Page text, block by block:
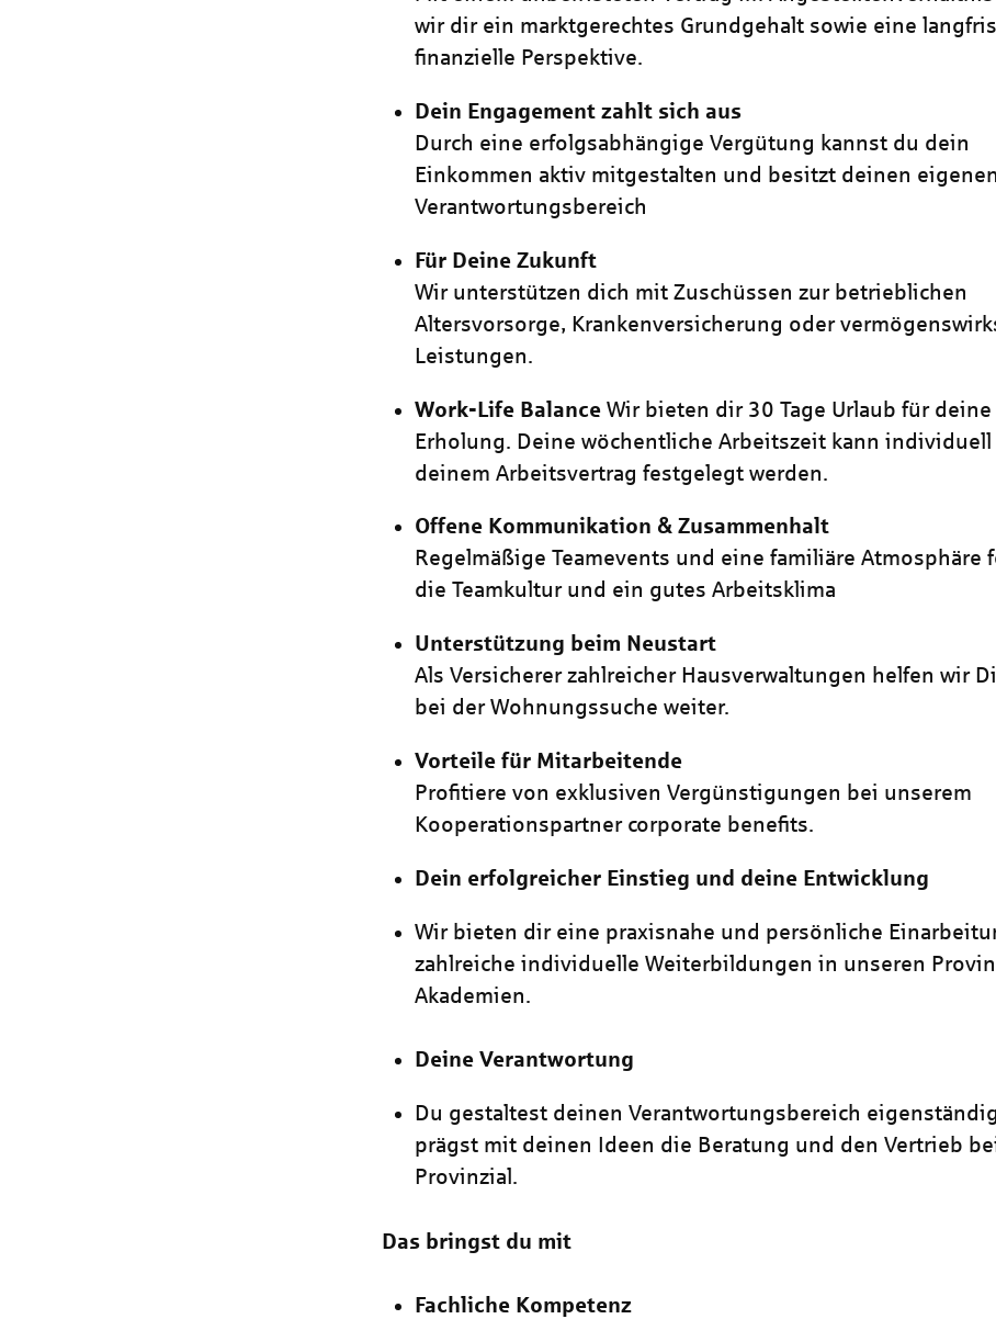
wir dir ein marktgerechtes Grundgehalt sowie eine
finanzielle Perspektive.
Dein Engagement zahlt sich aus
Durch eine erfolgsabhängige Vergütung kannst du dein
Einkommen aktiv mitgestalten und besitzt deinen eigenen
Verantwortungsbereich
Für Deine Zukunft
Wir unterstützen dich mit Zuschüssen zur betrieblichen
Altersvorsorge, Krankenversicherung oder
Leistungen.
Work-Life Balance Wir bieten dir 30 Tage Urlaub für deine
Erholung. Deine wöchentliche Arbeitszeit kann individuell
deinem Arbeitsvertrag festgelegt werden.
Offene Kommunikation & Zusammenhalt
Regelmäßige Teamevents und eine familiäre Atmosphäre
die Teamkultur und ein gutes Arbeitsklima
Unterstützung beim Neustart
Als Versicherer zahlreicher Hausverwaltungen helfen wir
bei der Wohnungssuche weiter.
Vorteile für Mitarbeitende
Profitiere von exklusiven Vergünstigungen bei unserem
Kooperationspartner corporate benefits.
Dein erfolgreicher Einstieg und deine Entwicklung
Wir bieten dir eine praxisnahe und persönliche
zahlreiche individuelle Weiterbildungen in unseren
Akademien.
Deine Verantwortung
Du gestaltest deinen Verantwortungsbereich
prägst mit deinen Ideen die Beratung und den Vertrieb
Provinzial.
Das bringst du mit
Fachliche Kompetenz